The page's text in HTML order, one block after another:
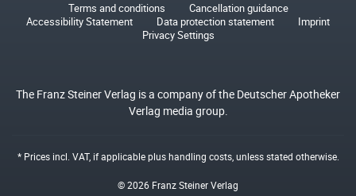
Terms and conditions
Cancellation guidance
Accessibility Statement
Data protection statement
Imprint
Privacy Settings
The Franz Steiner Verlag is a company of the Deutscher Apotheker
Verlag media group.
* Prices incl. VAT, if applicable plushandling costs, unless stated otherwise.
© 2026 Franz Steiner Verlag